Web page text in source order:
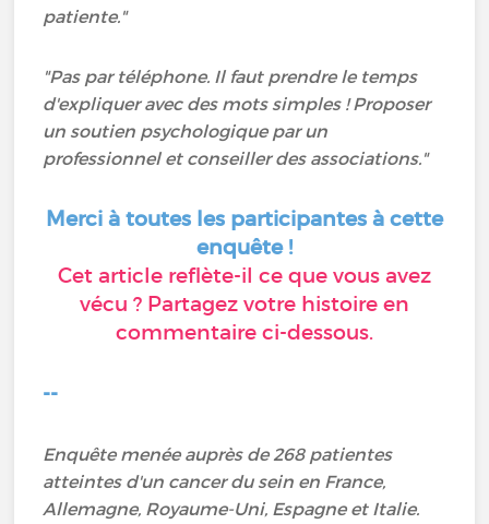
patiente."
"Pas par téléphone. Il faut prendre le temps
d'expliquer avec des mots simples ! Proposer
un soutien psychologique par un
professionnel et conseiller des associations."
Merci à toutes les participantes à cette
enquête !
Cet article reflète-il ce que vous avez
vécu ? Partagez votre histoire en
commentaire ci-dessous.
--
Enquête menée auprès de 268 patientes
atteintes d'un cancer du sein en France,
Allemagne, Royaume-Uni, Espagne et Italie.